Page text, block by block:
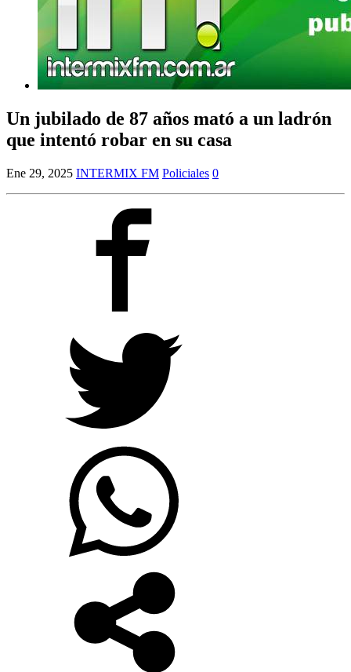
Un jubilado de 87 años mató a un ladrón
que intentó robar en su casa
Ene 29, 2025 INTERMIX FM Policiales 0